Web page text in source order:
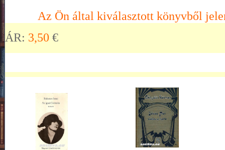
Az Ön által kiválasztott könyvből
ÁR: 3,50 €